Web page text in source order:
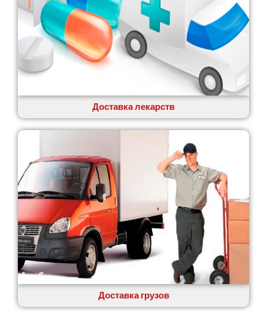
Казатин
Кобеляки
Коцюбинское
Конотоп
Коростень
Корсунь-Шевченковский
Ковель
Козин
Кременчуг
Кременец
Кривой Рог
Кролевец
Кропивницкий
Крыховцы
Крюковщина
Крыжановка
Ладыжин
Лесники
Доставка лекарств
Доставка грузов